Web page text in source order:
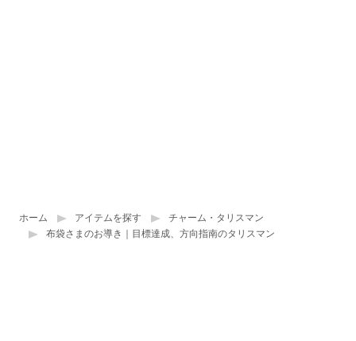
ホーム アイテムを探す
チャーム・タリスマン
布袋さまのお導き｜目標達成、方向指南のタリスマン